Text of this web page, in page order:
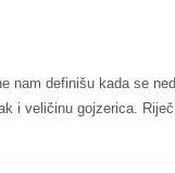
nam definišu kada se
i veličinu gojzerica.